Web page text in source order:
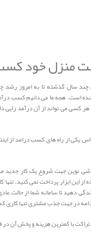
منزل خود
چند سال گذشته تا به امروز
است. همه ما می دانیم کسب
کسی می تواند از آن درآمد زایی
از راه های کسب درامد از
نوین جهت شروع یک کار جدید
از این ابزار پرداخت نمی کنید.
دهید تا سامانه شما از حالت
در جهت جذب مشتری تنها کاری
با کمترین هزینه و پخش آن